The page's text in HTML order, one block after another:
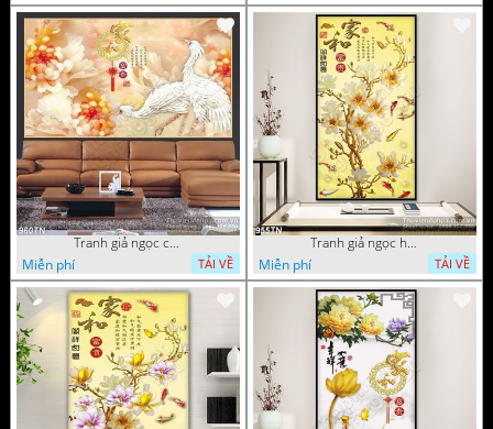
Tranh giả ngọc chim hạc và hoa cúc
Miễn phí
TẢI VỀ
Tranh giả ngọc hoa trang trí thư pháp
Miễn phí
TẢI VỀ